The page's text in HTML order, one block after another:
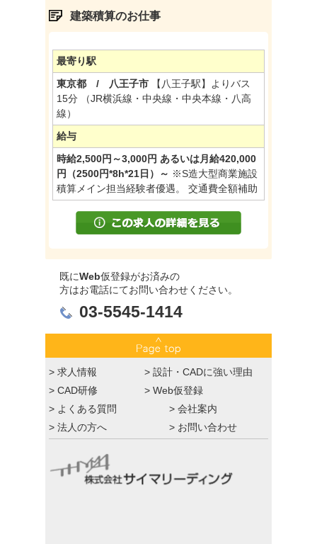
建築積算のお仕事
最寄り駅
東京都 / 八王子市 【八王子駅】よりバス
15分 （JR横浜線・中央線・中央本線・八高
線）
給与
時給2,500円～3,000円 あるいは月給420,000
円（2500円*8h*21日）～ ※S造大型商業施設
積算メイン担当経験者優遇。 交通費全額補助
既にWeb仮登録がお済みの
方はお電話にてお問い合わせください。
03-5545-1414
> 求人情報 > 設計・CADに強い理由
> CAD研修 > Web仮登録
> よくある質問 > 会社案内
> 法人の方へ > お問い合わせ